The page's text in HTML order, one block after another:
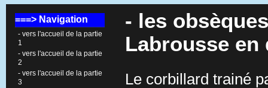
===> Navigation
- vers l'accueil de la partie
1
- vers l'accueil de la partie
2
- vers l'accueil de la partie
3
- les
Labrousse en
Le corbillard trainé